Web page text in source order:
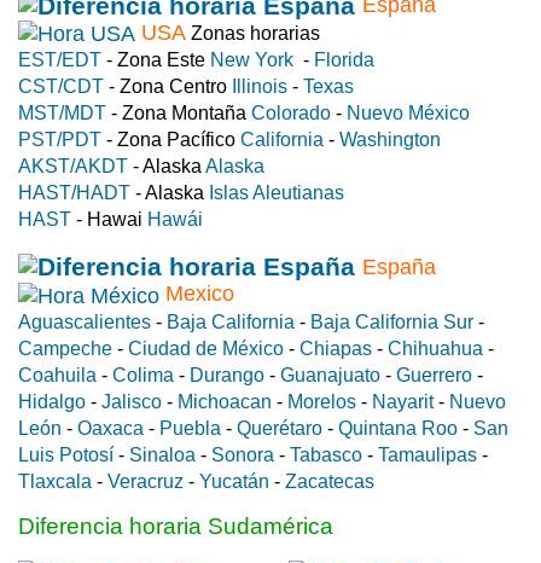
España
USA Zonas horarias
EST/EDT - Zona Este New York - Florida
CST/CDT - Zona Centro Illinois - Texas
MST/MDT - Zona Montaña Colorado - Nuevo México
PST/PDT - Zona Pacífico California - Washington
AKST/AKDT - Alaska Alaska
HAST/HADT - Alaska Islas Aleutianas
HAST - Hawai Hawái
España
Mexico
Aguascalientes - Baja California - Baja California Sur -
Campeche - Ciudad de México - Chiapas - Chihuahua -
Coahuila - Colima - Durango - Guanajuato - Guerrero -
Hidalgo - Jalisco - Michoacan - Morelos - Nayarit- Nuevo
León - Oaxaca - Puebla - Querétaro - Quintana Roo - San
Luis Potosí - Sinaloa - Sonora - Tabasco - Tamaulipas -
Tlaxcala - Veracruz - Yucatán - Zacatecas
Diferencia horaria Sudamérica